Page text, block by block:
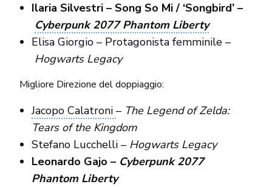
Ilaria Silvestri – Song So Mi / ‘Songbird’ –
Cyberpunk 2077 Phantom Liberty
Elisa Giorgio – Protagonista femminile –
Hogwarts Legacy
Migliore Direzione del doppiaggio:
Jacopo Calatroni – The Legend of Zelda:
Tears of the Kingdom
Stefano Lucchelli – Hogwarts Legacy
Leonardo Gajo – Cyberpunk 2077
Phantom Liberty